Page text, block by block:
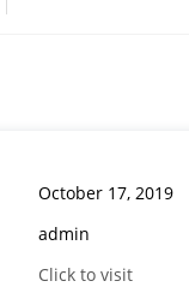
October 17, 2019
admin
Click to visit